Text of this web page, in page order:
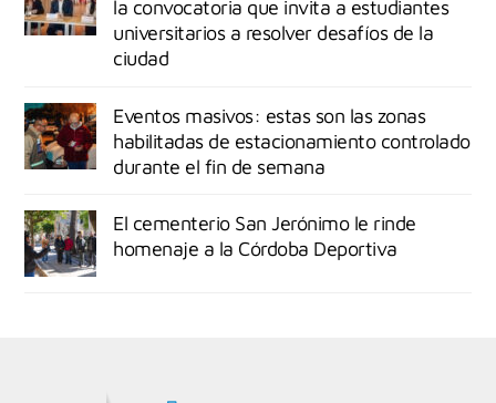
la convocatoria que invita a estudiantes
universitarios a resolver desafíos de la
ciudad
Eventos masivos: estas son las zonas
habilitadas de estacionamiento controlado
durante el fin de semana
El cementerio San Jerónimo le rinde
homenaje a la Córdoba Deportiva